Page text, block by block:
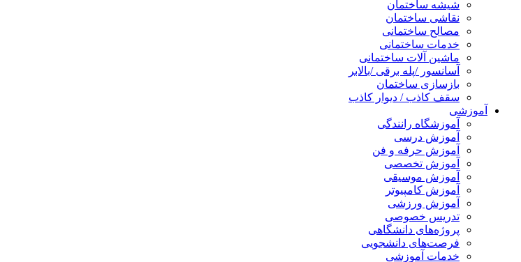
شیشه ساختمان
نقاشی ساختمان
مصالح ساختمانی
خدمات ساختمانی
ماشین آلات ساختمانی
آسانسور /پله برقی /بالابر
بازسازی ساختمان
سقف کاذب / دیوار کاذب
آموزشی
آموزشگاه رانندگی
آموزش درسی
آموزش حرفه و فن
آموزش تخصصی
آموزش موسیقی
آموزش کامپیوتر
آموزش ورزشی
تدریس خصوصی
پروژه‌های دانشگاهی
فرصت‌های دانشجویی
خدمات آموزشی